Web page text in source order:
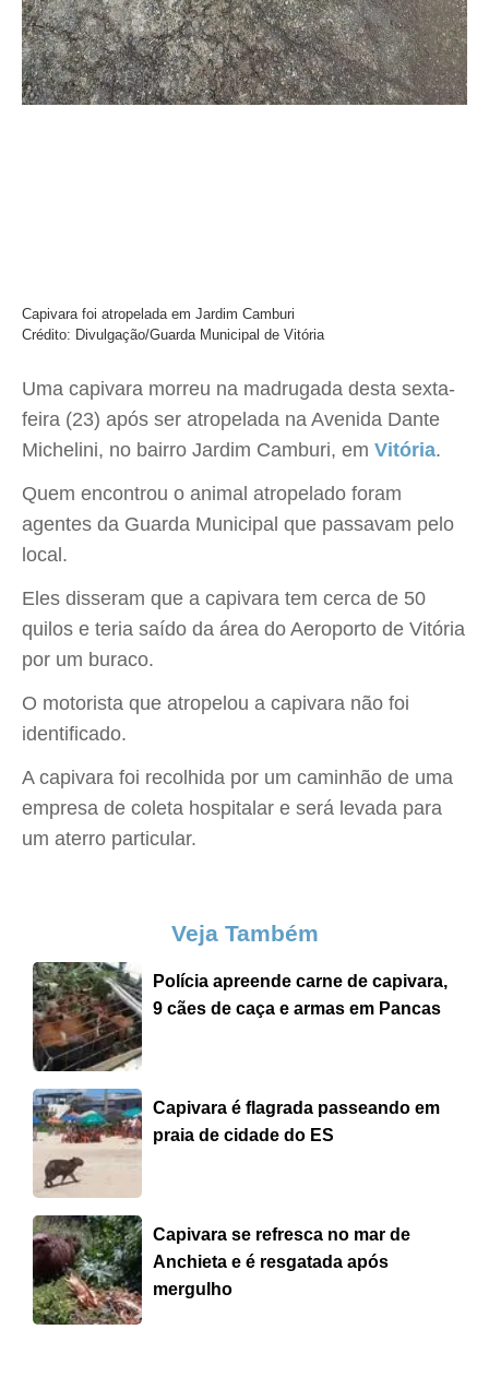
Capivara foi atropelada em Jardim Camburi
Crédito: Divulgação/Guarda Municipal de Vitória
Uma capivara morreu na madrugada desta sexta-
feira (23) após ser atropelada na Avenida Dante
Michelini, no bairro Jardim Camburi, em Vitória.
Quem encontrou o animal atropelado foram
agentes da Guarda Municipal que passavam pelo
local.
Eles disseram que a capivara tem cerca de 50
quilos e teria saído da área do Aeroporto de Vitória
por um buraco.
O motorista que atropelou a capivara não foi
identificado.
A capivara foi recolhida por um caminhão de uma
empresa de coleta hospitalar e será levada para
um aterro particular.
Veja Também
Polícia apreende carne de capivara,
9 cães de caça e armas em Pancas
Capivara é flagrada passeando em
praia de cidade do ES
Capivara se refresca no mar de
Anchieta e é resgatada após
mergulho